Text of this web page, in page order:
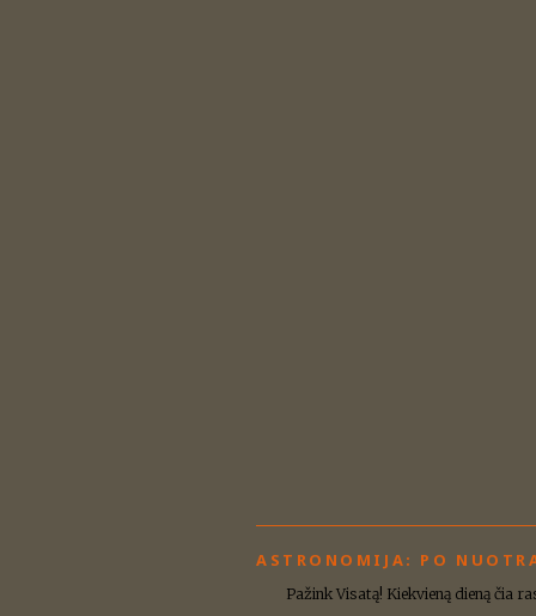
ASTRONOMIJA: PO
Pažink Visatą! Kiekvieną dieną čia